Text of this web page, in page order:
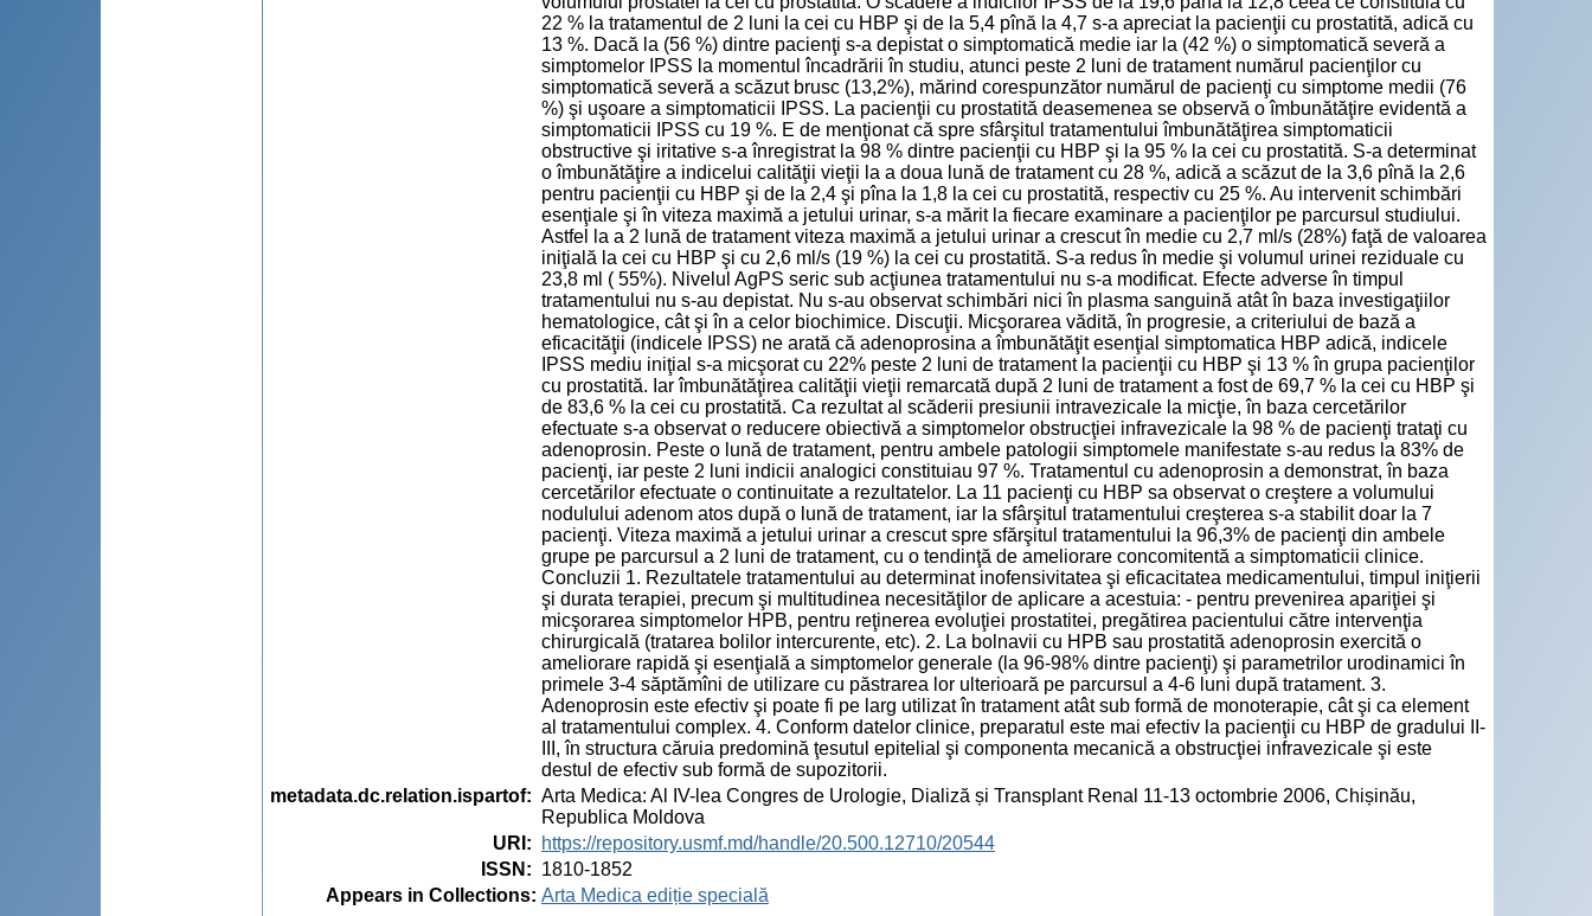
22 % la tratamentul de 2 luni la cei cu HBP şi de la 5,4 pînă la 4,7 s-a apreciat la pacienţii cu prostatită, adică cu
13 %. Dacă la (56 %) dintre pacienţi s-a depistat o simptomatică medie iar la (42 %) o simptomatică severă a
simptomelor IPSS la momentul încadrării în studiu, atunci peste 2 luni de tratament numărul pacienţilor cu
simptomatică severă a scăzut brusc (13,2%), mărind corespunzător numărul de pacienţi cu simptome medii (76
%) şi uşoare a simptomaticii IPSS. La pacienţii cu prostatită deasemenea se observă o îmbunătăţire evidentă a
simptomaticii IPSS cu 19 %. E de menţionat că spre sfârşitul tratamentului îmbunătăţirea simptomaticii
obstructive şi iritative s-a înregistrat la 98 % dintre pacienţii cu HBP şi la 95 % la cei cu prostatită. S-a determinat
o îmbunătăţire a indicelui calităţii vieţii la a doua lună de tratament cu 28 %, adică a scăzut de la 3,6 pînă la 2,6
pentru pacienţii cu HBP şi de la 2,4 şi pîna la 1,8 la cei cu prostatită, respectiv cu 25 %. Au intervenit schimbări
esenţiale şi în viteza maximă a jetului urinar, s-a mărit la fiecare examinare a pacienţilor pe parcursul studiului.
Astfel la a 2 lună de tratament viteza maximă a jetului urinar a crescut în medie cu 2,7 ml/s (28%) faţă de valoarea
iniţială la cei cu HBP şi cu 2,6 ml/s (19 %) la cei cu prostatită. S-a redus în medie şi volumul urinei reziduale cu
23,8 ml ( 55%). Nivelul AgPS seric sub acţiunea tratamentului nu s-a modificat. Efecte adverse în timpul
tratamentului nu s-au depistat. Nu s-au observat schimbări nici în plasma sanguină atât în baza investigaţiilor
hematologice, cât şi în a celor biochimice. Discuţii. Micşorarea vădită, în progresie, a criteriului de bază a
eficacităţii (indicele IPSS) ne arată că adenoprosina a îmbunătăţit esenţial simptomatica HBP adică, indicele
IPSS mediu iniţial s-a micşorat cu 22% peste 2 luni de tratament la pacienţii cu HBP şi 13 % în grupa pacienţilor
cu prostatită. Iar îmbunătăţirea calităţii vieţii remarcată după 2 luni de tratament a fost de 69,7 % la cei cu HBP şi
de 83,6 % la cei cu prostatită. Ca rezultat al scăderii presiunii intravezicale la micţie, în baza cercetărilor
efectuate s-a observat o reducere obiectivă a simptomelor obstrucţiei infravezicale la 98 % de pacienţi trataţi cu
adenoprosin. Peste o lună de tratament, pentru ambele patologii simptomele manifestate s-au redus la 83% de
pacienţi, iar peste 2 luni indicii analogici constituiau 97 %. Tratamentul cu adenoprosin a demonstrat, în baza
cercetărilor efectuate o continuitate a rezultatelor. La 11 pacienţi cu HBP sa observat o creştere a volumului
nodulului adenom atos după o lună de tratament, iar la sfârşitul tratamentului creşterea s-a stabilit doar la 7
pacienţi. Viteza maximă a jetului urinar a crescut spre sfărşitul tratamentului la 96,3% de pacienţi din ambele
grupe pe parcursul a 2 luni de tratament, cu o tendinţă de ameliorare concomitentă a simptomaticii clinice.
Concluzii 1. Rezultatele tratamentului au determinat inofensivitatea şi eficacitatea medicamentului, timpul iniţierii
şi durata terapiei, precum şi multitudinea necesităţilor de aplicare a acestuia: - pentru prevenirea apariţiei şi
micşorarea simptomelor HPB, pentru reţinerea evoluţiei prostatitei, pregătirea pacientului către intervenţia
chirurgicală (tratarea bolilor intercurente, etc). 2. La bolnavii cu HPB sau prostatită adenoprosin exercită o
ameliorare rapidă şi esenţială a simptomelor generale (la 96-98% dintre pacienţi) şi parametrilor urodinamici în
primele 3-4 săptămîni de utilizare cu păstrarea lor ulterioară pe parcursul a 4-6 luni după tratament. 3.
Adenoprosin este efectiv şi poate fi pe larg utilizat în tratament atât sub formă de monoterapie, cât şi ca element
al tratamentului complex. 4. Conform datelor clinice, preparatul este mai efectiv la pacienţii cu HBP de gradului II-
III, în structura căruia predomină ţesutul epitelial şi componenta mecanică a obstrucţiei infravezicale şi este
destul de efectiv sub formă de supozitorii.
metadata.dc.relation.ispartof: Arta Medica: Al IV-lea Congres de Urologie, Dializă și Transplant Renal 11-13 octombrie 2006, Chișinău,
Republica Moldova
URI :
https://repository.usmf.md/handle/20.500.12710/20544
ISSN : 1810-1852
Appears in Collections: Arta Medica ediție specială